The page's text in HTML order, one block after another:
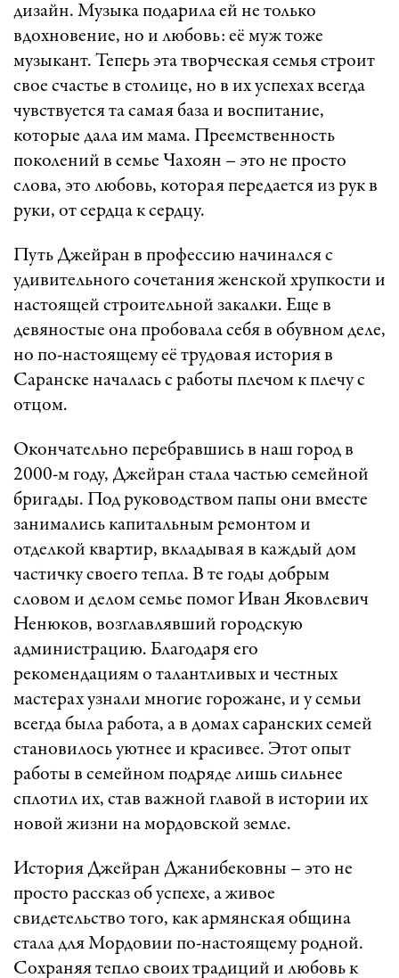
дизайн. Музыка подарила ей не только
вдохновение, но и любовь: её муж тоже
музыкант. Теперь эта творческая семья строит
свое счастье в столице, но в их успехах всегда
чувствуется та самая база и воспитание,
которые дала им мама. Преемственность
поколений в семье Чахоян – это не просто
слова, это любовь, которая передается из рук в
руки, от сердца к сердцу.
Путь Джейран в профессию начинался с
удивительного сочетания женской хрупкости и
настоящей строительной закалки. Еще в
девяностые она пробовала себя в обувном деле,
но по-настоящему её трудовая история в
Саранске началась с работы плечом к плечу с
отцом.
Окончательно перебравшись в наш город в
2000-м году, Джейран стала частью семейной
бригады. Под руководством папы они вместе
занимались капитальным ремонтом и
отделкой квартир, вкладывая в каждый дом
частичку своего тепла. В те годы добрым
словом и делом семье помог Иван Яковлевич
Ненюков, возглавлявший городскую
администрацию. Благодаря его
рекомендациям о талантливых и честных
мастерах узнали многие горожане, и у семьи
всегда была работа, а в домах саранских семей
становилось уютнее и красивее. Этот опыт
работы в семейном подряде лишь сильнее
сплотил их, став важной главой в истории их
новой жизни на мордовской земле.
История Джейран Джанибековны – это не
просто рассказ об успехе, а живое
свидетельство того, как армянская община
стала для Мордовии по-настоящему родной.
Сохраняя тепло своих традиций и любовь к